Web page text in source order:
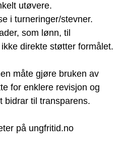
utøvere.
i turneringer/stevner.
som lønn, til
direkte støtter formålet.
måte gjøre bruken av
for enklere revisjon og
bidrar til transparens.
på ungfritid.no